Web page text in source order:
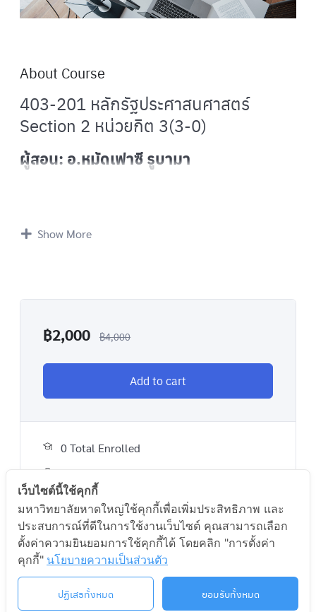
About Course
403-201 หลักรัฐประศาสนศาสตร์
Section 2 หน่วยกิต 3(3-0)
ผู้สอน: อ.หมัดเฟาซี รูบามา
สาธารณะ การบริหารกับการพัฒนาการบริหารงานภาครัฐ
จัดองค์การ การบริหารทรัพยากรมนุษย์ และการบริหาร
คุณสมบัติผู้สมัครเรียนร่วม :
นักเรียน นักศึกษาทุกสถาบัน คนวัยทำงาน ผู้สูงอายุ หรือผู้
ท้องถิ่น นักการเมืองท้องถิ่น
ความรู้พื้นฐานที่ผู้เรียนพึงมีก่อนลงทะเบียน : –
วันเวลาเรียน/ห้องเรียน
เสาร์ 08:30-11:25 น. 8-403
อาทิตย์ 08:30-11:25 น. 8-403
วันเวลาสอบ
Show More
฿2,000 ฿4,000
Add to cart
0 Total Enrolled
A course by
H HU
เว็บไซต์นี้ใช้คุกกี้
มหาวิทยาลัยหาดใหญ่ใช้คุกกี้เพื่อเพิ่มประสิทธิภาพ และ
ประสบการณ์ที่ดีในการใช้งานเว็บไซต์ คุณสามารถเลือก
ตั้งค่าความยินยอมการใช้คุกกี้ได้ โดยคลิก "การตั้งค่า
คุกกี้" นโยบายความเป็นส่วนตัว
ปฏิเสธทั้งหมด ยอมรับทั้งหมด